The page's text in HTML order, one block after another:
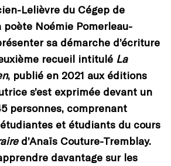
Lelièvre du Cégep de
poète Noémie Pomerleau-
sa démarche d’écriture
recueil intitulé La
, publié en 2021 aux éditions
s’est exprimée devant un
personnes, comprenant
et étudiants du cours
d’Anaïs Couture-Tremblay.
davantage sur les